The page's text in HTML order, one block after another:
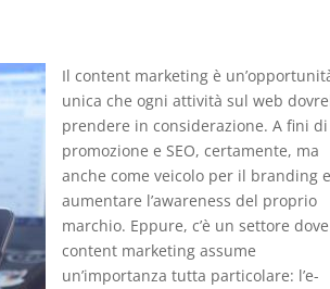
Il content marketing è
unica che ogni attività sul web
prendere in considerazione. A fini di
promozione e SEO, certamente, ma
anche come veicolo per il branding
aumentare l’awareness del proprio
marchio. Eppure, c’è un settore
content marketing assume
un’importanza tutta particolare: l’e-